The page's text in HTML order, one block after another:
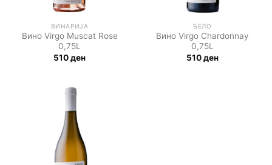
ВИНАРИЈА
Вино Virgo Muscat Rose
0,75L
510ден
БЕЛО
Вино Virgo Chardonnay
0,75L
510ден